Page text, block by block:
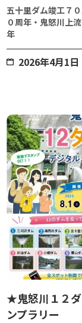
五十里ダム竣工７
０周年・鬼怒川上
年
2026年4月1
★鬼怒川１２
ンプラリー